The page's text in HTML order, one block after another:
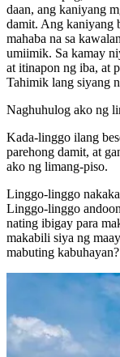
daan, ang kaniyang
damit. Ang kaniyang
mahaba na sa
umiimik. Sa kamay
at itinapon ng iba, at
Tahimik lang siyang
Naghuhulog ako ng
Kada-linggo ilang
parehong damit, at
ako ng limang-piso.
Linggo-linggo
Linggo-linggo
nating ibigay para
makabili siya ng
mabuting kabuhayan?